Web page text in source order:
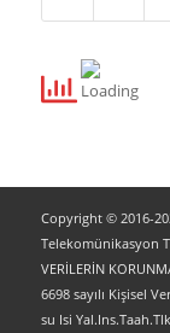
Copyright © 2016-
Telekomünikasyon
VERİLERİN
6698 sayılı Kişisel
su Isi